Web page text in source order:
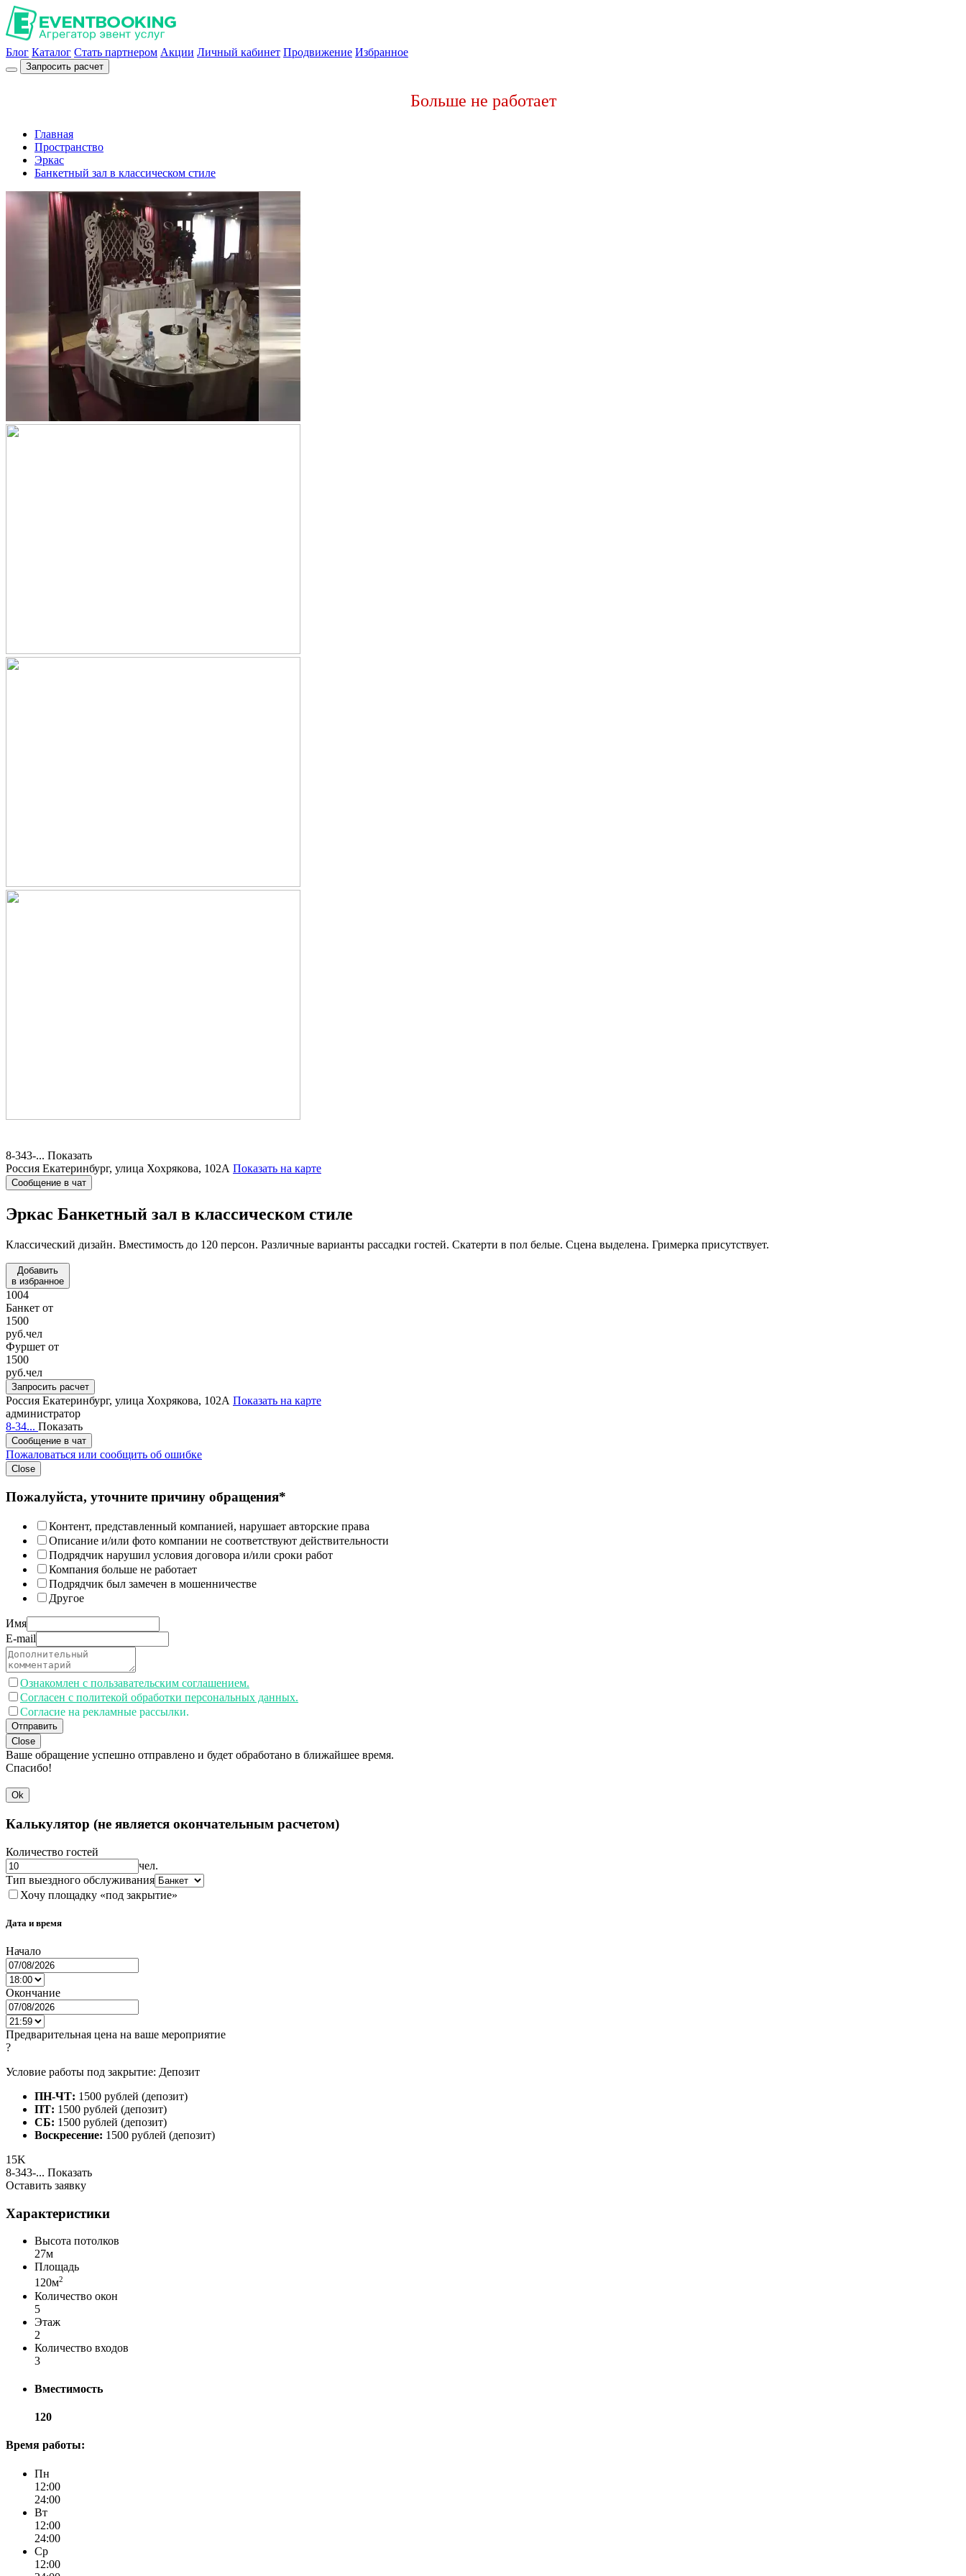
Блог Каталог Стать партнером Акции Личный кабинет Продвижение Избранное
Запросить расчет
Больше не работает
Главная
Пространство
Эркас
Банкетный зал в классическом стиле
8-343-... Показать
Россия Екатеринбург, улица Хохрякова, 102А Показать на карте
Сообщение в чат
Эркас Банкетный зал в классическом стиле
Классический дизайн. Вместимость до 120 персон. Различные варианты рассадки гостей. Скатерти в пол белые. Сцена выделена. Гримерка присутствует.
Добавить
в избранное
1004
Банкет от
1500
руб.чел
Фуршет от
1500
руб.чел
Запросить расчет
Россия Екатеринбург, улица Хохрякова, 102А Показать на карте
администратор
8-34... Показать
Сообщение в чат
Пожаловаться или сообщить об ошибке
Close
Пожалуйста, уточните причину обращения*
Контент, представленный компанией, нарушает авторские права
Описание и/или фото компании не соответствуют действительности
Подрядчик нарушил условия договора и/или сроки работ
Компания больше не работает
Подрядчик был замечен в мошенничестве
Другое
Имя
E-mail
Ознакомлен с пользавательским соглашением.
Согласен с политекой обработки персональных данных.
Согласие на рекламные рассылки.
Отправить
Close
Ваше обращение успешно отправлено и будет обработано в ближайшее время.
Спасибо!
Ok
Калькулятор (не является окончательным расчетом)
Количество гостей
чел.
Тип выездного обслуживания
Хочу площадку «под закрытие»
Дата и время
Начало
Окончание
Предварительная цена на ваше мероприятие
?
Условие работы под закрытие: Депозит
ПН-ЧТ: 1500 рублей (депозит)
ПТ: 1500 рублей (депозит)
СБ: 1500 рублей (депозит)
Воскресение: 1500 рублей (депозит)
15K
8-343-... Показать
Оставить заявку
Характеристики
Высота потолков
27м
Площадь
120м2
Количество окон
5
Этаж
2
Количество входов
3
Вместимость
120
Время работы:
Пн
12:00
24:00
Вт
12:00
24:00
Ср
12:00